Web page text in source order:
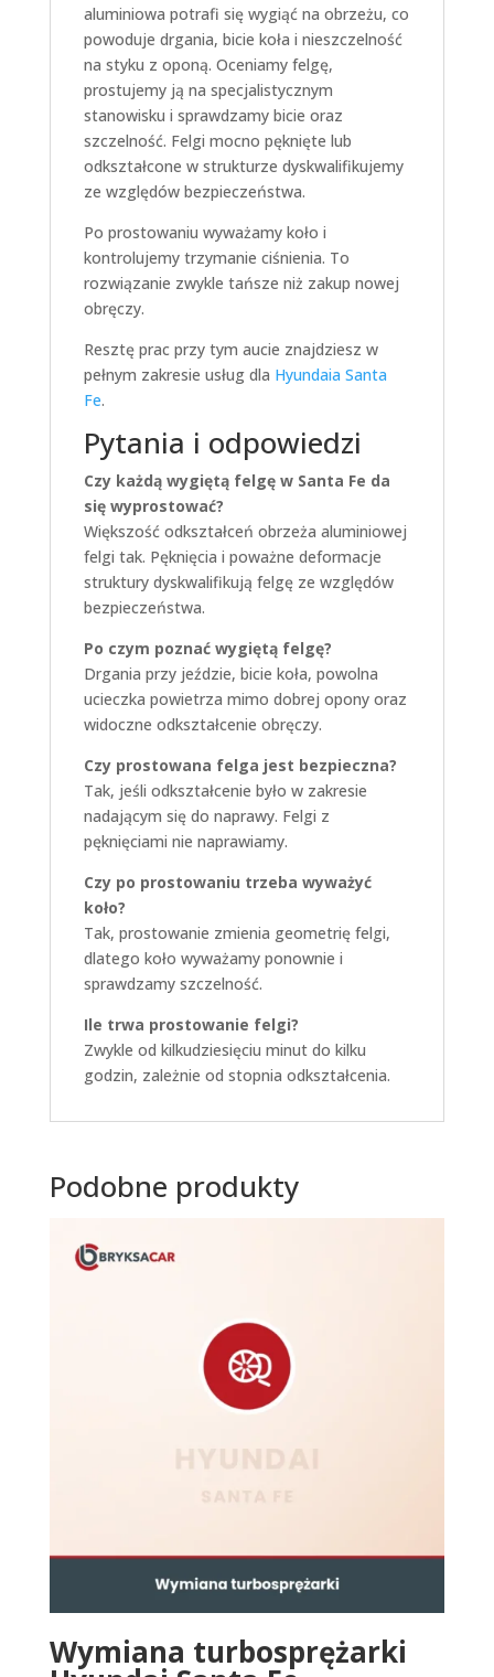
aluminiowa potrafi się wygiąć na obrzeżu, co
powoduje drgania, bicie koła i nieszczelność
na styku z oponą. Oceniamy felgę,
prostujemy ją na specjalistycznym
stanowisku i sprawdzamy bicie oraz
szczelność. Felgi mocno pęknięte lub
odkształcone w strukturze dyskwalifikujemy
ze względów bezpieczeństwa.
Po prostowaniu wyważamy koło i
kontrolujemy trzymanie ciśnienia. To
rozwiązanie zwykle tańsze niż zakup nowej
obręczy.
Resztę prac przy tym aucie znajdziesz w
pełnym zakresie usług dla Hyundaia Santa
Fe.
Pytania i odpowiedzi
Czy każdą wygiętą felgę w Santa Fe da
się wyprostować?
Większość odkształceń obrzeża aluminiowej
felgi tak. Pęknięcia i poważne deformacje
struktury dyskwalifikują felgę ze względów
bezpieczeństwa.
Po czym poznać wygiętą felgę?
Drgania przy jeździe, bicie koła, powolna
ucieczka powietrza mimo dobrej opony oraz
widoczne odkształcenie obręczy.
Czy prostowana felga jest bezpieczna?
Tak, jeśli odkształcenie było w zakresie
nadającym się do naprawy. Felgi z
pęknięciami nie naprawiamy.
Czy po prostowaniu trzeba wyważyć
koło?
Tak, prostowanie zmienia geometrię felgi,
dlatego koło wyważamy ponownie i
sprawdzamy szczelność.
Ile trwa prostowanie felgi?
Zwykle od kilkudziesięciu minut do kilku
godzin, zależnie od stopnia odkształcenia.
Podobne produkty
Wymiana turbosprężarki